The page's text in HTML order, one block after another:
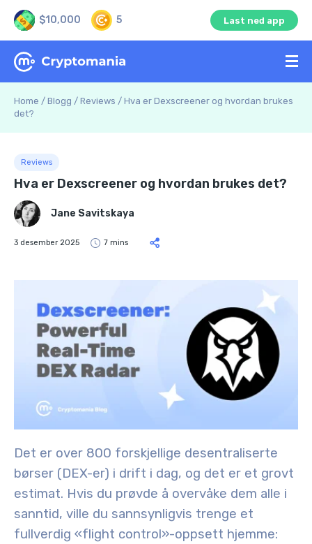
$10,000 5 Last ned app
Home / Blogg / Reviews / Hva er Dexscreener og hvordan brukes
det?
Reviews
Hva er Dexscreener og hvordan brukes det?
Jane Savitskaya
3 desember 2025 7 mins
Det er over 800 forskjellige desentraliserte
børser (DEX-er) i drift i dag, og det er et grovt
estimat. Hvis du prøvde å overvåke dem alle i
sanntid, ville du sannsynligvis trenge et
fullverdig «flight control»-oppsett hjemme: